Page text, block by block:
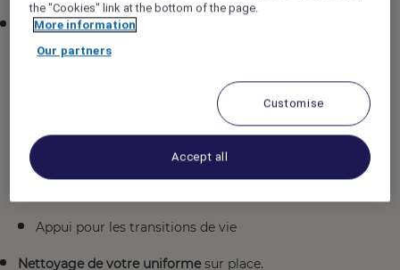
Programme d’aide aux employés
gratuitement, incluant :
Soutien en santé mentale
Conseils juridiques et financiers
Services en santé et nutrition
Accompagnement professionnel pour le travail et
Appui pour les transitions de vie
Nettoyage de votre uniformesur place.
the "Cookies" link at the bottom of the page.
More information
Our partners
Customise
Accept all